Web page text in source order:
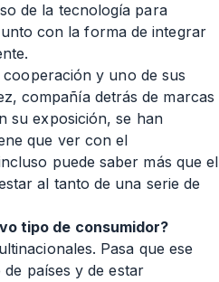
de la tecnología para
con la forma de integrar
y uno de sus
compañía detrás de marcas
su exposición, se han
que ver con el
puede saber más que el
al tanto de una serie de
tipo de consumidor?
Pasa que ese
países y de estar